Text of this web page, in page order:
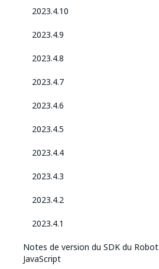
2023.4.10
2023.4.9
2023.4.8
2023.4.7
2023.4.6
2023.4.5
2023.4.4
2023.4.3
2023.4.2
2023.4.1
Notes de version du SDK du Robot
JavaScript